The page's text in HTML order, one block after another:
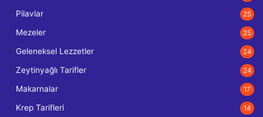
Pilavlar 25
Mezeler 25
Geleneksel Lezzetler 24
Zeytinyağlı Tarifler 24
Makarnalar 17
Krep Tarifleri 14